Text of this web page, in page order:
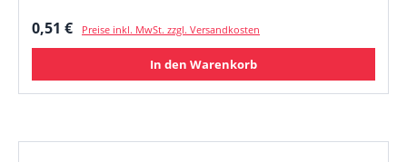
Regulärer Preis:
0,51 € Preise inkl. MwSt. zzgl. Versandkosten
In den Warenkorb